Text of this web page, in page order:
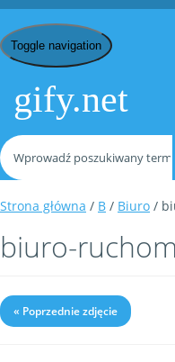
Toggle navigation
gify.net
Strona główna / B / Biuro /
biuro-
« Poprzednie zdjęcie